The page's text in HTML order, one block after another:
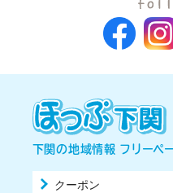
下関の地域情報 フリーペ
クーポン